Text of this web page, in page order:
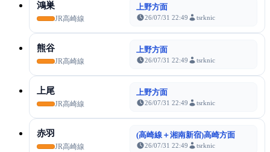
鴻巣
JR高崎線
上野方面
26/07/31 22:49 tsrknic
熊谷
JR高崎線
上野方面
26/07/31 22:49 tsrknic
上尾
JR高崎線
上野方面
26/07/31 22:49 tsrknic
赤羽
JR高崎線
(高崎線＋湘南新宿)高崎方面
26/07/31 22:49 tsrknic